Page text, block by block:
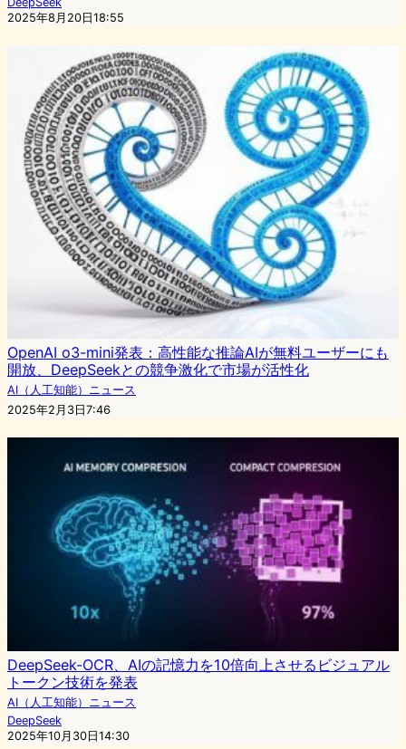
2025年8月20日18:55
OpenAI o3-mini発表：高性能な推論AIが無料ユーザーにも
開放、DeepSeekとの競争激化で市場が活性化
AI（人工知能）ニュース
2025年2月3日7:46
DeepSeek-OCR、AIの記憶力を10倍向上させるビジュアル
トークン技術を発表
AI（人工知能）ニュース
DeepSeek
2025年10月30日14:30